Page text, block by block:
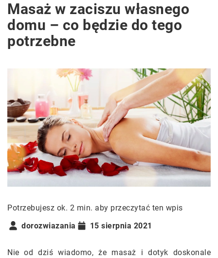
Masaż w zaciszu własnego
domu – co będzie do tego
potrzebne
Potrzebujesz ok. 2 min. aby przeczytać ten wpis
dorozwiazania
15 sierpnia 2021
Nie od dziś wiadomo, że masaż i dotyk doskonale